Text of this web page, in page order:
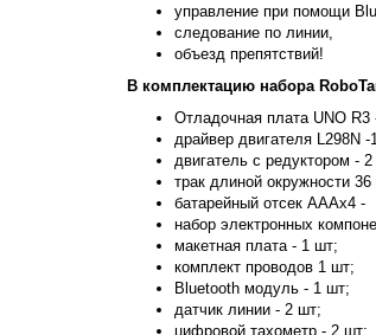
управление при помощи
следование по линии,
объезд препятствий!
В комплектацию набора
Отладочная плата UNO R3
драйвер двигателя L298N -
двигатель с редуктором -
трак длиной окружности
батарейный отсек АААх4 -
набор электронных
макетная плата - 1 шт;
комплект проводов 1 шт;
Bluetooth модуль - 1 шт;
датчик линии - 2 шт;
цифровой тахометр - 2 шт;